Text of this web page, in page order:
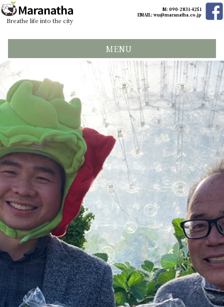
Breathe life into the city
M: 090-2831-4251
EMAIL:wu@maranatha.co.jp
MENU